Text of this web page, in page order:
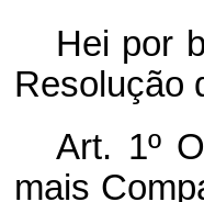
Hei por
Resolução
Art. 1º
mais